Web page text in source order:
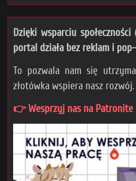
Dzięki wsparciu społeczności
portal działa bez reklam i
To pozwala nam się
złotówka wspiera nasz rozwój.
👉 Wesprzyj nas na Patronite